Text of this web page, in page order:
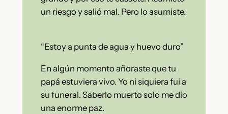
un riesgo y salió mal. Pero lo asumiste.
“Estoy a punta de agua y huevo duro”
En algún momento añoraste que tu
papá estuviera vivo. Yo ni siquiera fui a
su funeral. Saberlo muerto solo me dio
una enorme paz.